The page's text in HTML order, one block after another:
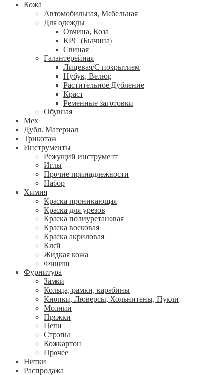
Кожа
Автомобильная, Мебельная
Для одежды
Овчина, Коза
КРС (Бычина)
Свиная
Галантерейная
Лицевая/С покрытием
Нубук, Велюр
Растительное Дубление
Краст
Ременные заготовки
Обувная
Мех
Дубл. Материал
Трикотаж
Инструменты
Режущий инструмент
Иглы
Прочие принадлежности
Набор
Химия
Краска проникающая
Краска для урезов
Краска полиуретановая
Краска восковая
Краска акриловая
Клей
Жидкая кожа
Финиш
Фурнитура
Замки
Кольца, рамки, карабины
Кнопки, Люверсы, Хольнитены, Пукли
Молнии
Пряжки
Цепи
Стропы
Кожкартон
Прочее
Нитки
Распродажа